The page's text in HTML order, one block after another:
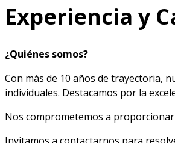
Experiencia y
¿Quiénes somos?
Con más de 10 años de trayectoria,
individuales. Destacamos por la
Nos comprometemos a